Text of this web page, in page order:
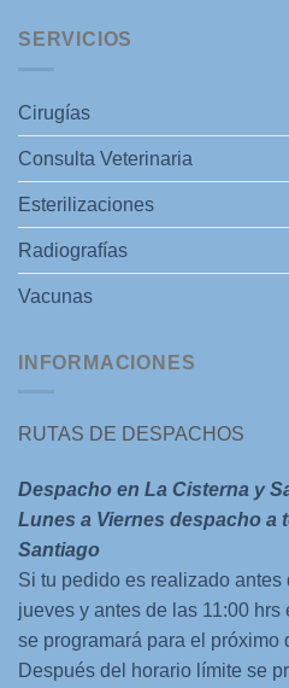
SERVICIOS
Cirugías
Consulta Veterinaria
Esterilizaciones
Radiografías
Vacunas
INFORMACIONES
RUTAS DE DESPACHOS
Despacho en La Cisterna y
Lunes a Viernes despacho a
Santiago
Si tu pedido es realizado
jueves y antes de las 11:00
se programará para el próximo
Después del horario límite se